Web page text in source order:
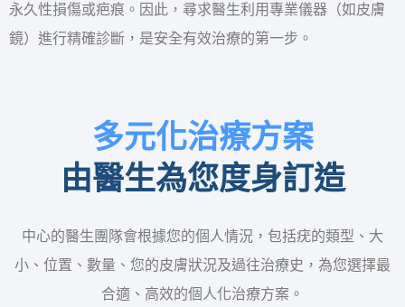
永久性損傷或疤痕。因此，尋求醫生利用專業儀器（如皮膚
鏡）進行精確診斷，是安全有效治療的第一步。
多元化治療方案
由醫生為您度身訂造
中心的醫生團隊會根據您的個人情況，包括疣的類型、大
小、位置、數量、您的皮膚狀況及過往治療史，為您選擇最
合適、高效的個人化治療方案。